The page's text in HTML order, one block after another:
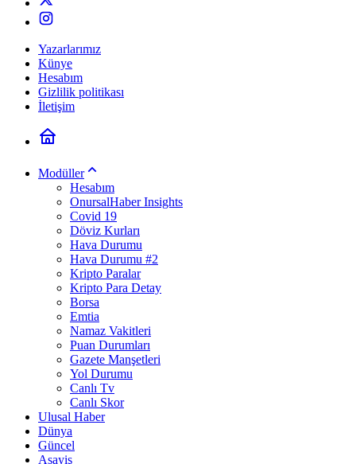
Yazarlarımız
Künye
Hesabım
Gizlilik politikası
İletişim
Modüller
Hesabım
OnursalHaber Insights
Covid 19
Döviz Kurları
Hava Durumu
Hava Durumu #2
Kripto Paralar
Kripto Para Detay
Borsa
Emtia
Namaz Vakitleri
Puan Durumları
Gazete Manşetleri
Yol Durumu
Canlı Tv
Canlı Skor
Ulusal Haber
Dünya
Güncel
Asayiş